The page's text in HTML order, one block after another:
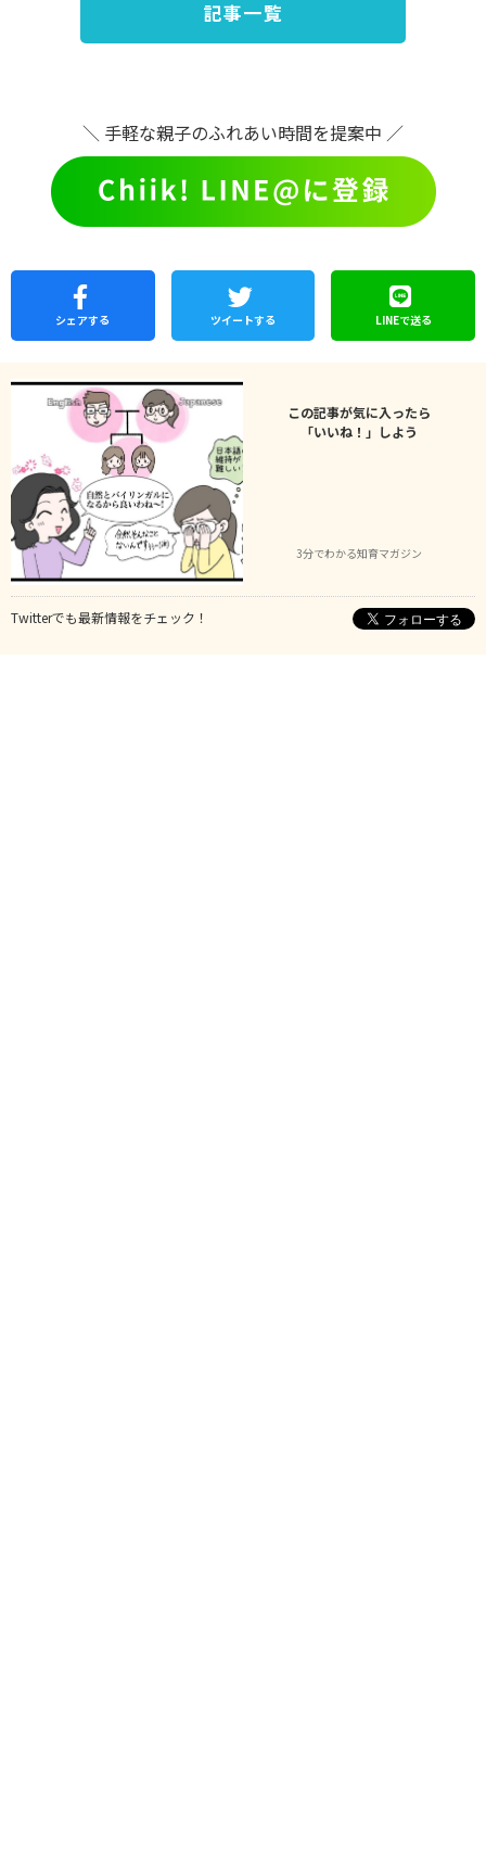
記事一覧
＼ 手軽な親子のふれあい時間を提案中 ／
シェアする ツイートする LINEで送る
この記事が気に入ったら
「いいね！」しよう
3分でわかる知育マガジン
Twitterでも最新情報をチェック！